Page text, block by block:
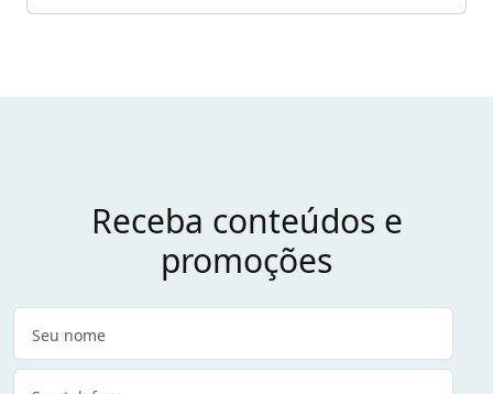
Receba conteúdos e
promoções